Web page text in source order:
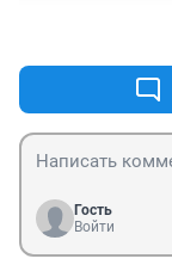
Гость
Войти